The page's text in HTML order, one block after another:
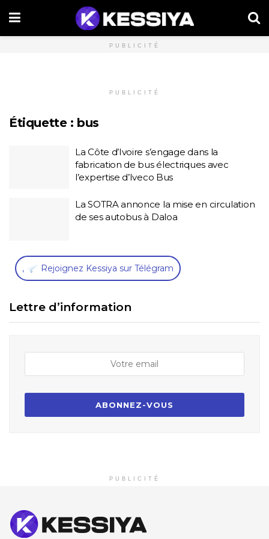
PUBLICITÉ
PUBLICITÉ
Étiquette : bus
La Côte d’Ivoire s’engage dans la
fabrication de bus électriques avec
l’expertise d’Iveco Bus
La SOTRA annonce la mise en circulation
de ses autobus à Daloa
, Rejoignez Kessiya sur Télégram
Lettre d’information
PUBLICITÉ